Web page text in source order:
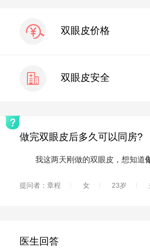
双眼皮价格
双眼皮安全
做完双眼皮后多久可以同房?
我这两天刚做的双眼皮，想知道
提问者：章程 女 23岁
医生回答